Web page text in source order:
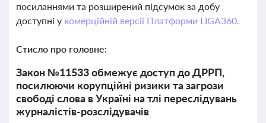
посиланнями та розширений підсумок за добу
доступні у комерційній версії Платформи LIGA360.
Стисло про головне:
Закон №11533 обмежує доступ до ДРРП,
посилюючи корупційні ризики та загрози
свободі слова в Україні на тлі переслідувань
журналістів-розслідувачів